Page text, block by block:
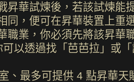
昇華試煉後，若該試煉能
同，便可在昇華裝置上重
職業，你必須先將該昇華
以透過找「芭芭拉」或
、最多可提供 4 點昇華